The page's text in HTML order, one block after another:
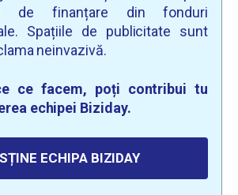
de finanțare din fonduri
Spațiile de publicitate sunt
neinvazivă.
ce facem, poți contribui tu
echipei Biziday.
ECHIPA BIZIDAY